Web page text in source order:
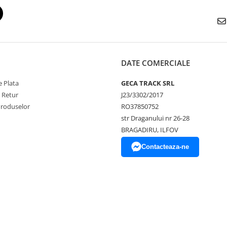
Plata
Retur
DATE COMERCIALE
GECA TRACK SRL
J23/3302/2017
RO37850752
str Draganului nr 26-28
BRAGADIRU, ILFOV
Contacteaza-ne